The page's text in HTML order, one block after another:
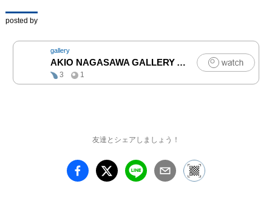
大学で建築を学びまし
た。その間、陶芸に興味
を持ち大学院を休学、多
治見市陶磁器意匠研究所
へ入所。陶芸家として、
そして建築家として二つ
び、参照しながらエッセ
ンスを抽出し、伝統的な
posted by
gallery
AKIO NAGASAWA GALLERY AOYAMA |アート
3
1
友達とシェアしましょう！